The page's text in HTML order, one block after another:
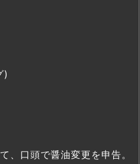
)
、口頭で醤油変更を申告。